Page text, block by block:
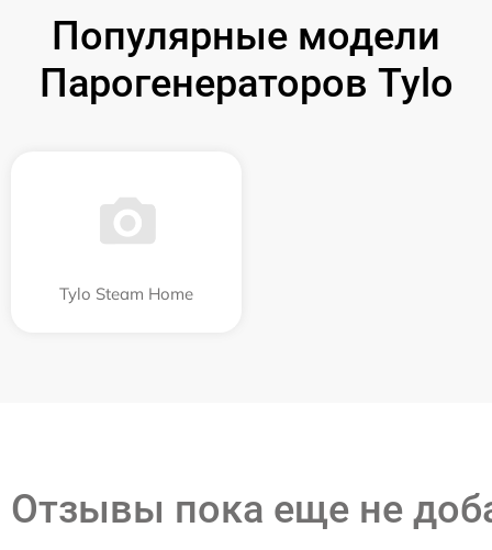
Популярные модели
Парогенераторов Tylo
Tylo Steam Home
Отзывы пока еще не